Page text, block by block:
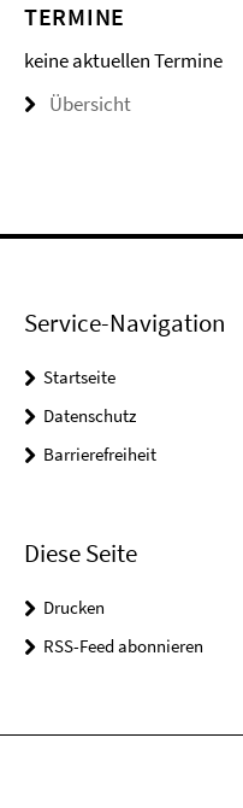
TERMINE
keine aktuellen Termine
Übersicht
Service-Navigation
Startseite
Datenschutz
Barrierefreiheit
Diese Seite
Drucken
RSS-Feed abonnieren